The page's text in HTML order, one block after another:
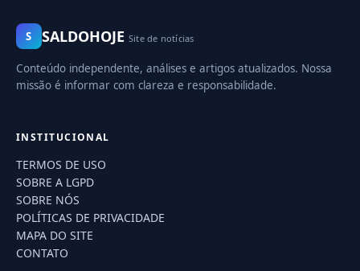
S SALDOHOJE Site de notícias
Conteúdo independente, análises e artigos atualizados. Nossa
missão é informar com clareza e responsabilidade.
INSTITUCIONAL
TERMOS DE USO
SOBRE A LGPD
SOBRE NÓS
POLÍTICAS DE PRIVACIDADE
MAPA DO SITE
CONTATO